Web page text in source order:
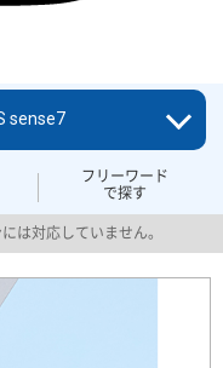
フリーワード
で探す
sense7
は対応していません。